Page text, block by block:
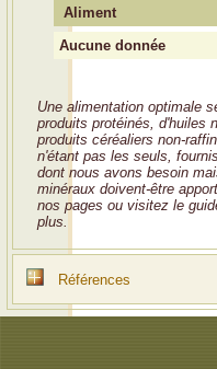
Aliment
Aucune donnée
Une alimentation optimale
produits protéinés, d'huiles
produits céréaliers non-
n'étant pas les seuls,
dont nous avons besoin
minéraux doivent-être
nos pages ou visitez le
plus.
Références